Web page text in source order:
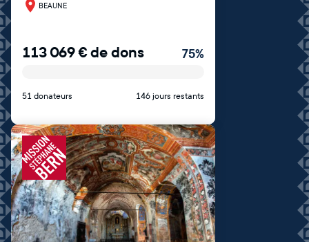
BEAUNE
113 069€de dons 75%
51 donateurs 146 jours restants